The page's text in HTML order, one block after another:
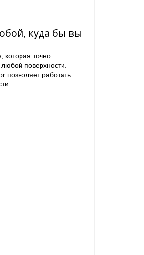
куда бы вы
которая точно
поверхности.
позволяет работать